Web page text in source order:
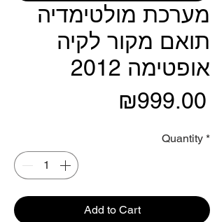
מערכת מולטימדיה
תואם מקור לקיה
אופטימה 2012
₪999.00
Quantity *
Add to Cart